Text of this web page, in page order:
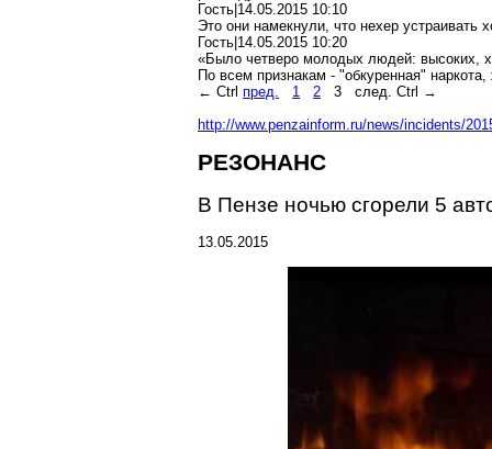
Гость|14.05.2015 10:10
Это они намекнули, что нехер устраивать
Гость|14.05.2015 10:20
«Было четверо молодых людей: высоких,
По всем признакам - "обкуренная"
← Ctrl пред. 1 2 3
след. Ctrl →
http://www.penzainform.ru/news/incidents/
РЕЗОНАНС
В Пензе ночью сгорели 5
13.05.2015